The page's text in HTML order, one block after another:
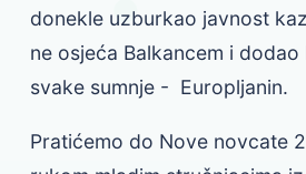
donekle uzburkao javnost
ne osjeća Balkancem i
svake sumnje - Europljanin.
Pratićemo do Nove novcate